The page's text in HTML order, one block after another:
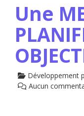
Une
Développement
Aucun